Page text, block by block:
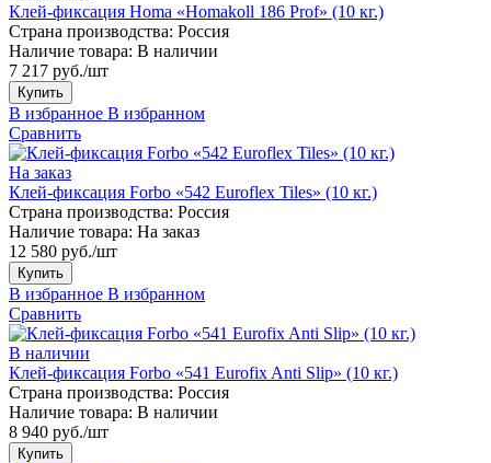
Клей-фиксация Homa «Homakoll 186 Prof» (10 кг.)
Страна производства: Россия
Наличие товара: В наличии
7 217 руб./шт
Купить
В избранное В избранном
Сравнить
На заказ
Клей-фиксация Forbo «542 Euroflex Tiles» (10 кг.)
Страна производства: Россия
Наличие товара: На заказ
12 580 руб./шт
Купить
В избранное В избранном
Сравнить
В наличии
Клей-фиксация Forbo «541 Eurofix Anti Slip» (10 кг.)
Страна производства: Россия
Наличие товара: В наличии
8 940 руб./шт
Купить